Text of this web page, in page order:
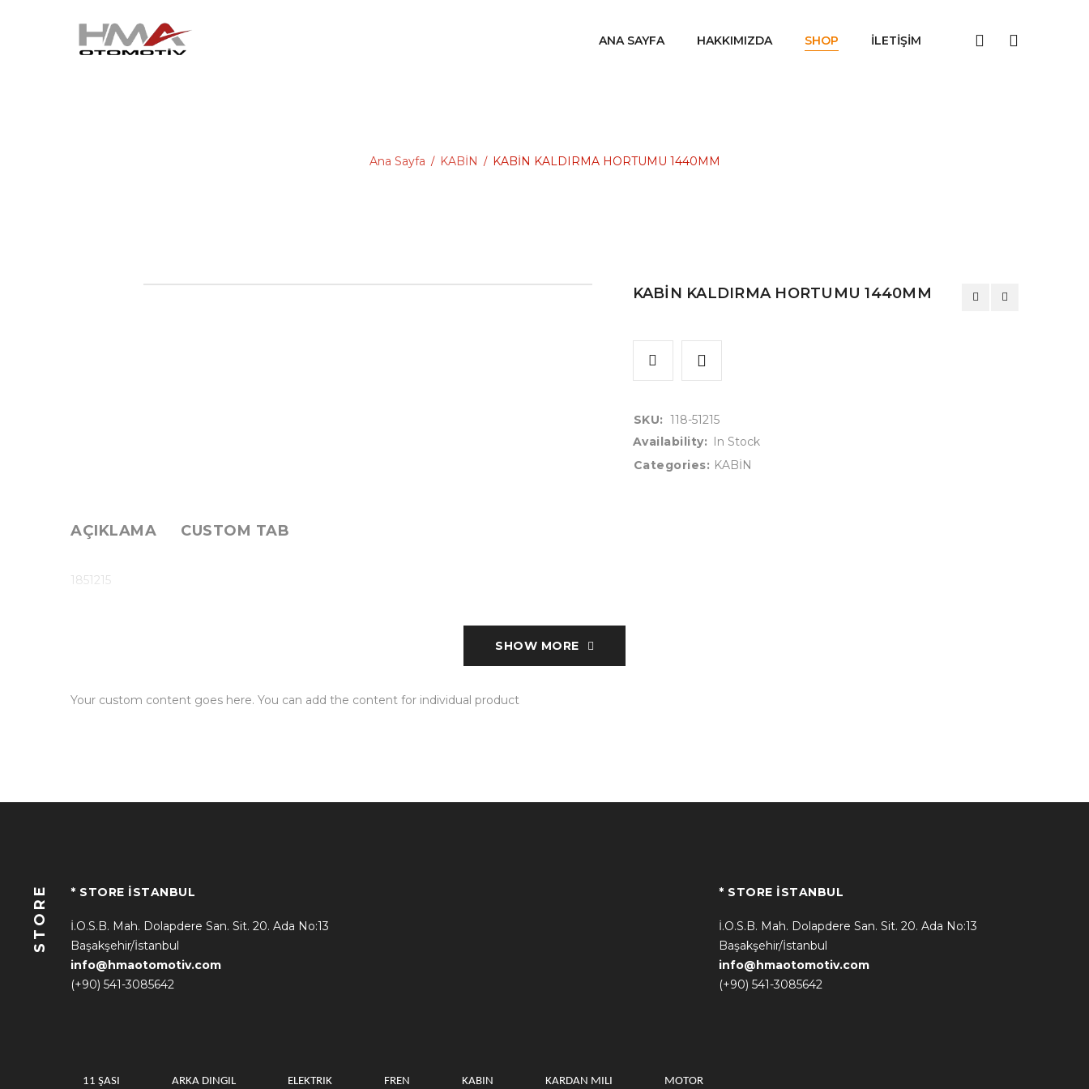
ANA SAYFA HAKKIMIZDA SHOP İLETIŞIM
Ana Sayfa / KABİN / KABİN KALDIRMA HORTUMU 1440MM
KABİN KALDIRMA HORTUMU 1440MM
SKU: 118-51215
Availability: In Stock
Categories: KABİN
AÇIKLAMA CUSTOM TAB
1851215
SHOW MORE
Your custom content goes here. You can add the content for individual product
STORE * STORE İSTANBUL
İ.O.S.B. Mah. Dolapdere San. Sit. 20. Ada No:13
Başakşehir/İstanbul
info@hmaotomotiv.com
(+90) 541-3085642
* STORE İSTANBUL
İ.O.S.B. Mah. Dolapdere San. Sit. 20. Ada No:13
Başakşehir/İstanbul
info@hmaotomotiv.com
(+90) 541-3085642
11 ŞASI ARKA DINGIL ELEKTRIK FREN KABIN KARDAN MILI MOTOR